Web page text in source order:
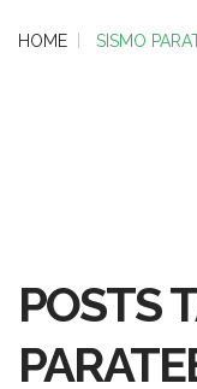
HOME SISMO
POSTS